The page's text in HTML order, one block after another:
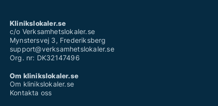
Klinikslokaler.se
c/o Verksamhetslokaler.se
Mynstersvej 3, Frederiksberg
support@verksamhetslokaler.se
Org. nr: DK32147496
Om klinikslokaler.se
Om klinikslokaler.se
Kontakta oss